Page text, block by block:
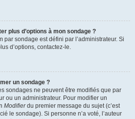
plus d’options à mon sondage ?
par sondage est défini par l’administrateur. Si
d’options, contactez-le.
un sondage ?
sondages ne peuvent être modifiés que par
ou un administrateur. Pour modifier un
Modifierdu premier message du sujet (c’est
le sondage). Si personne n’a voté, l’auteur